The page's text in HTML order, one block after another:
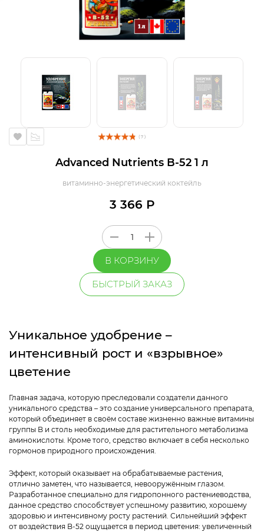
( 7 )
Advanced Nutrients B-52 1 л
витаминно-энергетический коктейль
3 366 Р
В КОРЗИНУ
БЫСТРЫЙ ЗАКАЗ
Уникальное удобрение –
интенсивный рост и «взрывное»
цветение
Главная задача, которую преследовали создатели данного
уникального средства – это создание универсального препарата,
который объединяет в своём составе жизненно важные витамины
группы B и столь необходимые для растительного метаболизма
аминокислоты. Кроме того, средство включает в себя несколько
гормонов природного происхождения.
Эффект, который оказывает на обрабатываемые растения,
отлично заметен, что называется, невооружённым глазом.
Разработанное специально для гидропонного растениеводства,
данное средство способствует успешному развитию, хорошему
здоровью и интенсивному росту растений. Сильнейший эффект
от воздействия B-52 ощущается в период цветения: увеличенный